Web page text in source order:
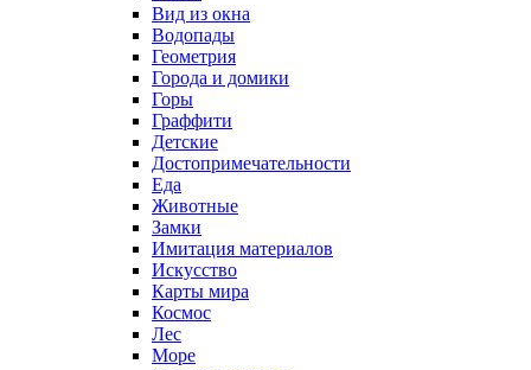
Вид из окна
Водопады
Геометрия
Города и домики
Горы
Граффити
Детские
Достопримечательности
Еда
Животные
Замки
Имитация материалов
Искусство
Карты мира
Космос
Лес
Море